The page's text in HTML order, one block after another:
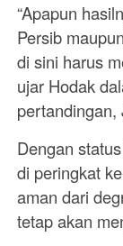
“Apapun
Persib
di sini harus
ujar Hodak
pertandingan,
Dengan
di peringkat
aman dari
tetap akan